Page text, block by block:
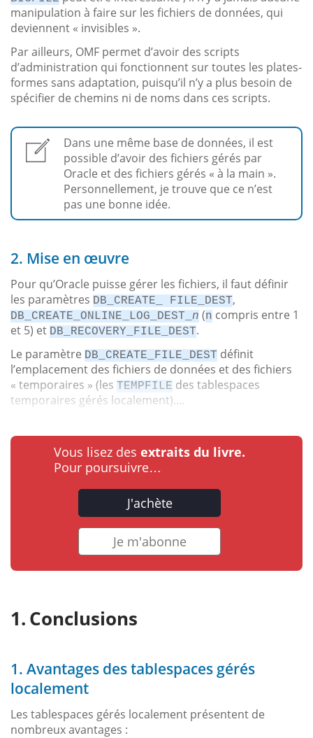
manipulation à faire sur les fichiers de données, qui
deviennent « invisibles ».
Par ailleurs, OMF permet d’avoir des scripts
d’administration qui fonctionnent sur toutes les plates-
formes sans adaptation, puisqu’il n’y a plus besoin de
spécifier de chemins ni de noms dans ces scripts.
Dans une même base de données, il est
possible d’avoir des fichiers gérés par
Oracle et des fichiers gérés « à la main ».
Personnellement, je trouve que ce n’est
pas une bonne idée.
2. Mise en œuvre
Pour qu’Oracle puisse gérer les fichiers, il faut définir
les paramètres DB_CREATE_ FILE_DEST,
DB_CREATE_ONLINE_LOG_DEST_ n (n compris entre 1
et 5) et DB_RECOVERY_FILE_DEST.
Le paramètre DB_CREATE_FILE_DEST définit
l’emplacement des fichiers de données et des fichiers
« temporaires » (les TEMPFILE des tablespaces
temporaires gérés localement)....
Vous lisez des extraits du livre.
Pour poursuivre…
J'achète
Je m'abonne
Conclusions
1. Avantages des tablespaces gérés
localement
Les tablespaces gérés localement présentent de
nombreux avantages :